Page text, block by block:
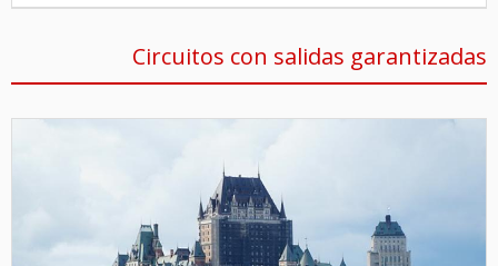
Circuitos con salidas garantizadas